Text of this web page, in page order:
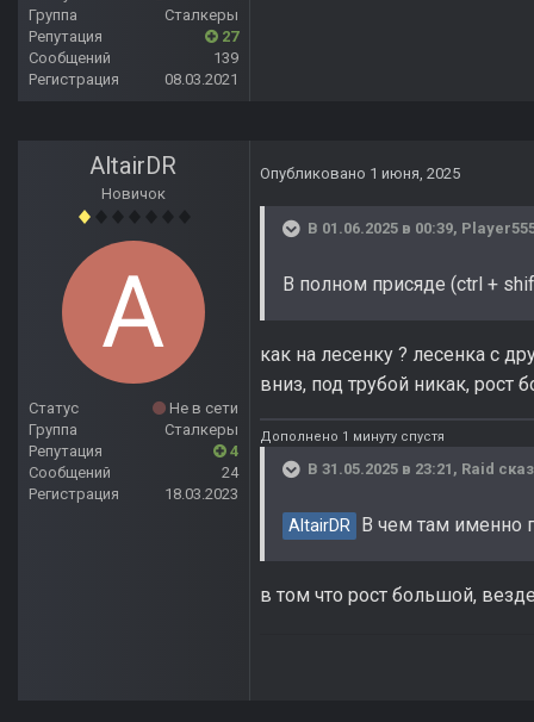
Группа
Сталкеры
Репутация
27
Сообщений
139
Регистрация
08.03.2021
AltairDR
Новичок
Статус
Не в сети
Группа
Сталкеры
Репутация
4
Сообщений
24
Регистрация
18.03.2023
Опубликовано 1 июня, 2025
В 01.06.2025 в 00:39,
В полном присяде (ctrl +
как на лесенку ? лесенка с
вниз, под трубой никак,
Дополнено 1 минуту спустя
В 31.05.2025 в 23:21, Raid
AltairDR В чем там именно
в том что рост большой,